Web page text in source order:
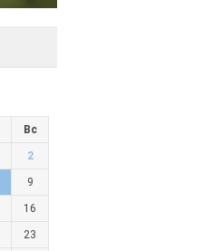
Вс
2
9
16
23